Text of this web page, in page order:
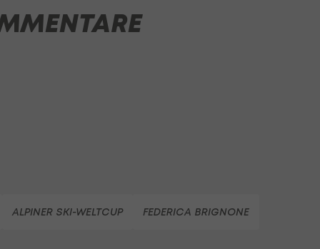
ALPINER SKI-WELTCUP FEDERICA BRIGNONE